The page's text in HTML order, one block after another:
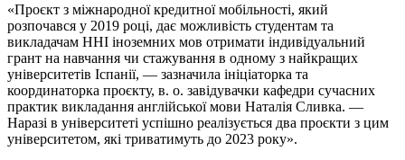
«Проєкт з міжнародної кредитної мобільності, який
розпочався у 2019 році, дає можливість студентам та
викладачам ННІ іноземних мов отримати індивідуальний
грант на навчання чи стажування в одному з найкращих
університетів Іспанії, — зазначила ініціаторка та
координаторка проєкту, в. о. завідувачки кафедри сучасних
практик викладання англійської мови Наталія Сливка. —
Наразі в університеті успішно реалізується два проєкти з цим
університетом, які триватимуть до 2023 року».